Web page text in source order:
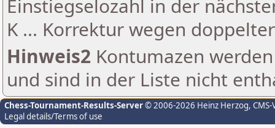
Einstiegselozahl in der
K ... Korrektur wegen
Hinweis2 Kontumazen
und sind in der Liste nicht
Chess-Tournament-Results-Server© 2006-2026 Heinz Herzog,
Legal details/Terms of use